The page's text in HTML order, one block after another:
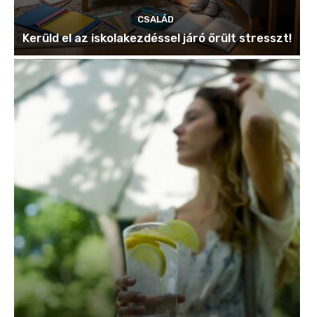
CSALÁD
Kerüld el az iskolakezdéssel járó őrült stresszt!